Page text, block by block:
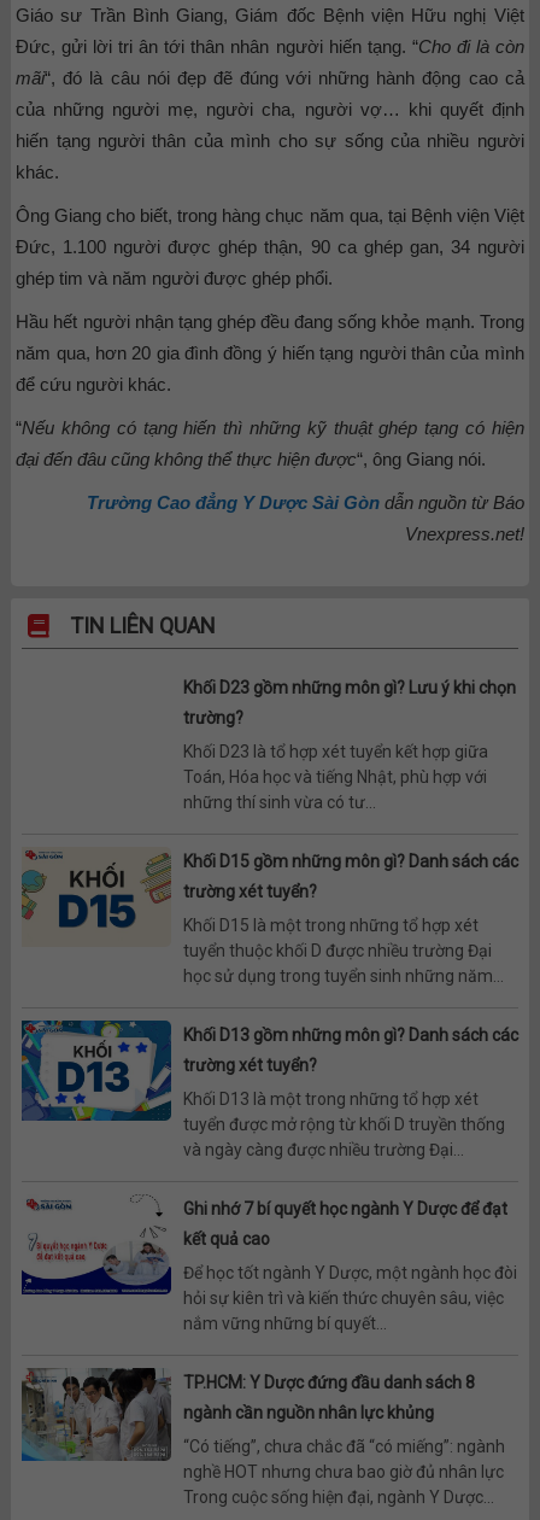
Giáo sư Trần Bình Giang, Giám đốc Bệnh viện Hữu nghị Việt
Đức, gửi lời tri ân tới thân nhân người hiến tạng. “Cho đi là còn
mãi“, đó là câu nói đẹp đẽ đúng với những hành động cao cả
của những người mẹ, người cha, người vợ… khi quyết định
hiến tạng người thân của mình cho sự sống của nhiều người
khác.
Ông Giang cho biết, trong hàng chục năm qua, tại Bệnh viện Việt
Đức, 1.100 người được ghép thận, 90 ca ghép gan, 34 người
ghép tim và năm người được ghép phổi.
Hầu hết người nhận tạng ghép đều đang sống khỏe mạnh. Trong
năm qua, hơn 20 gia đình đồng ý hiến tạng người thân của mình
để cứu người khác.
“Nếu không có tạng hiến thì những kỹ thuật ghép tạng có hiện
đại đến đâu cũng không thể thực hiện được“, ông Giang nói.
Trường Cao đẳng Y Dược Sài Gòndẫn nguồn từ Báo
Vnexpress.net!
TIN LIÊN QUAN
Khối D23 gồm những môn gì? Lưu ý khi chọn
trường?
Khối D23 là tổ hợp xét tuyển kết hợp giữa
Toán, Hóa học và tiếng Nhật, phù hợp với
những thí sinh vừa có tư...
Khối D15 gồm những môn gì? Danh sách các
trường xét tuyển?
Khối D15 là một trong những tổ hợp xét
tuyển thuộc khối D được nhiều trường Đại
học sử dụng trong tuyển sinh những năm...
Khối D13 gồm những môn gì? Danh sách các
trường xét tuyển?
Khối D13 là một trong những tổ hợp xét
tuyển được mở rộng từ khối D truyền thống
và ngày càng được nhiều trường Đại...
Ghi nhớ 7 bí quyết học ngành Y Dược để đạt
kết quả cao
Để học tốt ngành Y Dược, một ngành học đòi
hỏi sự kiên trì và kiến thức chuyên sâu, việc
nắm vững những bí quyết...
TP.HCM: Y Dược đứng đầu danh sách 8
ngành cần nguồn nhân lực khủng
“Có tiếng”, chưa chắc đã “có miếng”: ngành
nghề HOT nhưng chưa bao giờ đủ nhân lực
Trong cuộc sống hiện đại, ngành Y Dược...